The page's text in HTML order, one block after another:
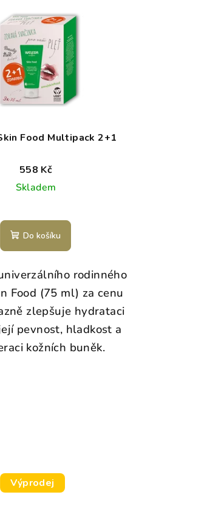
Food Multipack 2+1
558 Kč
Skladem
Do košíku
rodinného
Food (75 ml) za cenu
zlepšuje hydrataci
pevnost, hladkost a
kožních buněk.
Výprodej